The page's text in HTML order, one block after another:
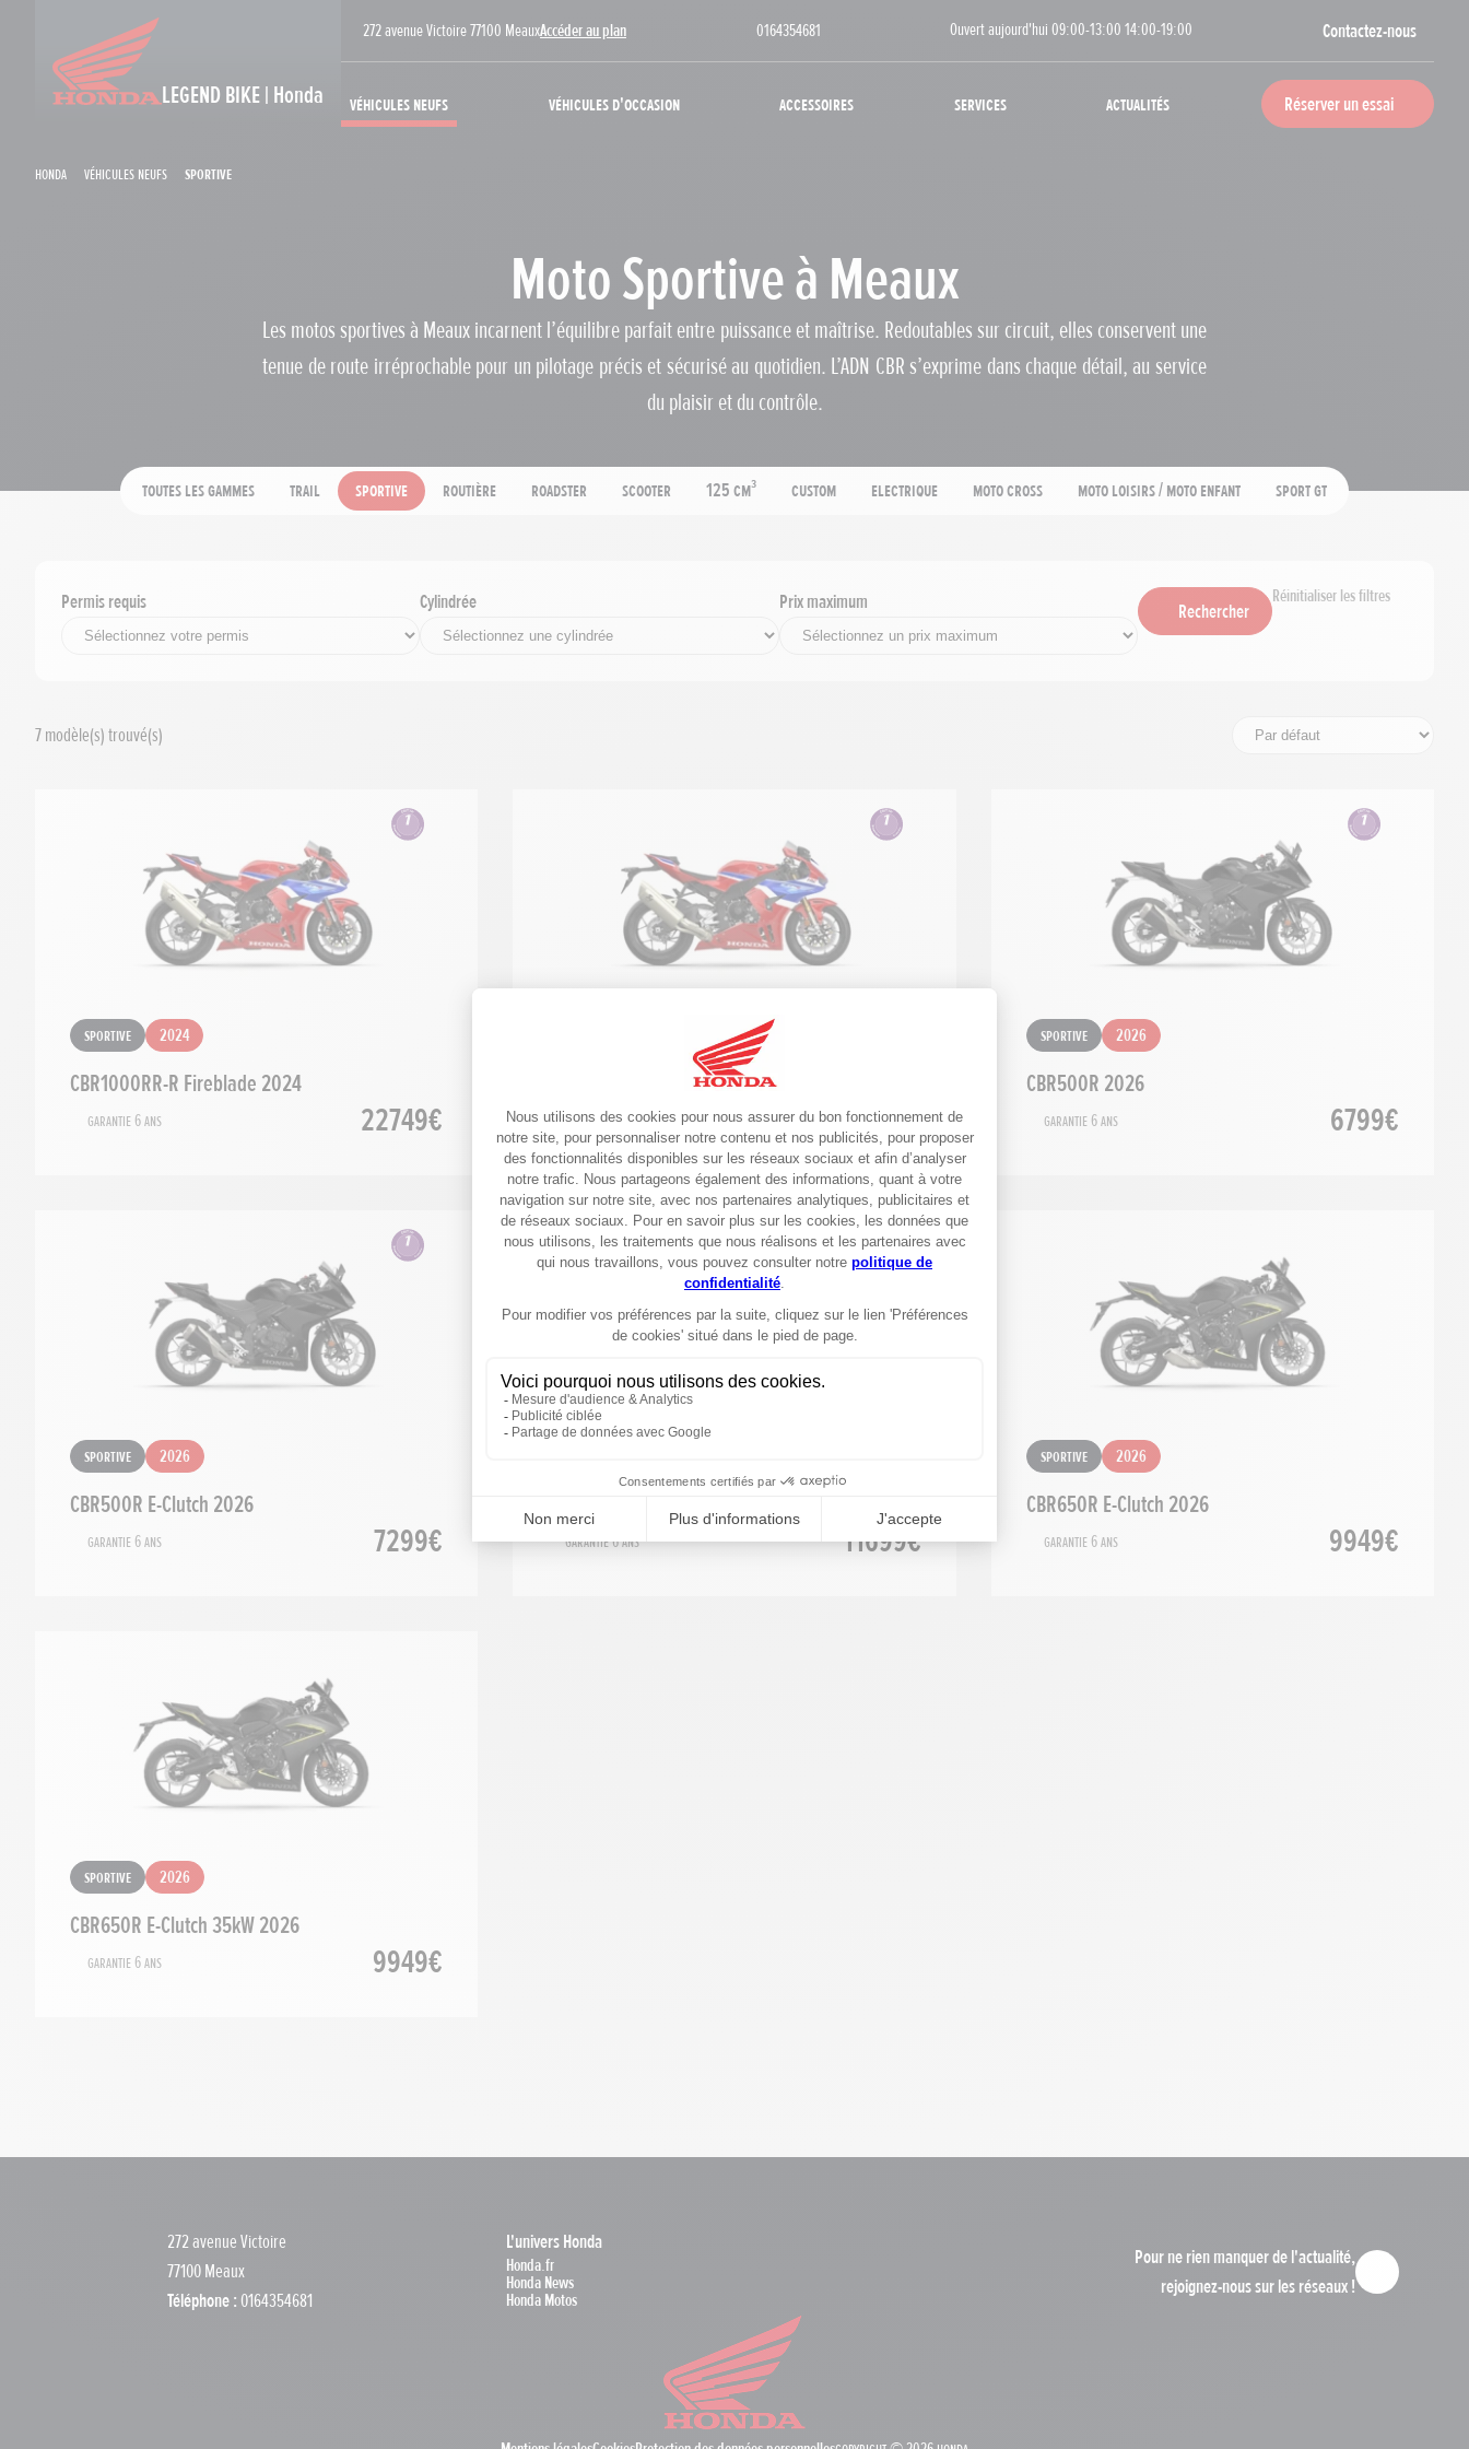
LEGEND BIKE | Honda
272 avenue Victoire 77100 MeauxAccéder au plan 0164354681 Ouvert aujourd'hui 09:00-13:00 14:00-19:00 Contactez-nous
Véhicules neufs Véhicules d'occasion Accessoires Services Actualités Réserver un essai
Honda Véhicules neufs Sportive
Moto Sportive à Meaux
Les motos sportives à Meaux incarnent l’équilibre parfait entre puissance et maîtrise. Redoutables sur circuit, elles conservent une
tenue de route irréprochable pour un pilotage précis et sécurisé au quotidien. L’ADN CBR s’exprime dans chaque détail, au service
du plaisir et du contrôle.
Toutes les gammes Trail Sportive Routière Roadster Scooter 125 cm³ Custom Electrique Moto cross Moto loisirs / moto enfant Sport GT
Permis requis Cylindrée Prix maximum Rechercher
Réinitialiser les filtres
7modèle(s) trouvé(s)
Sportive 2024
CBR1000RR-R Fireblade 2024
Garantie 6 ans 22749€
CBR1000RR-R Fireblade SP 2024
Garantie 6 ans 26749€
Sportive 2026
CBR500R 2026
Garantie 6 ans 6799€
Sportive 2026
CBR500R E-Clutch 2026
Garantie 6 ans 7299€ Garantie 6 ans 11699€
Sportive 2026
CBR650R E-Clutch 2026
Garantie 6 ans 9949€
Sportive 2026
CBR650R E-Clutch 35kW 2026
Garantie 6 ans 9949€
272 avenue Victoire
77100 Meaux
Téléphone : 0164354681
L'univers Honda
Honda.fr
Honda News
Honda Motos
Pour ne rien manquer de l'actualité,
rejoignez-nous sur les réseaux !